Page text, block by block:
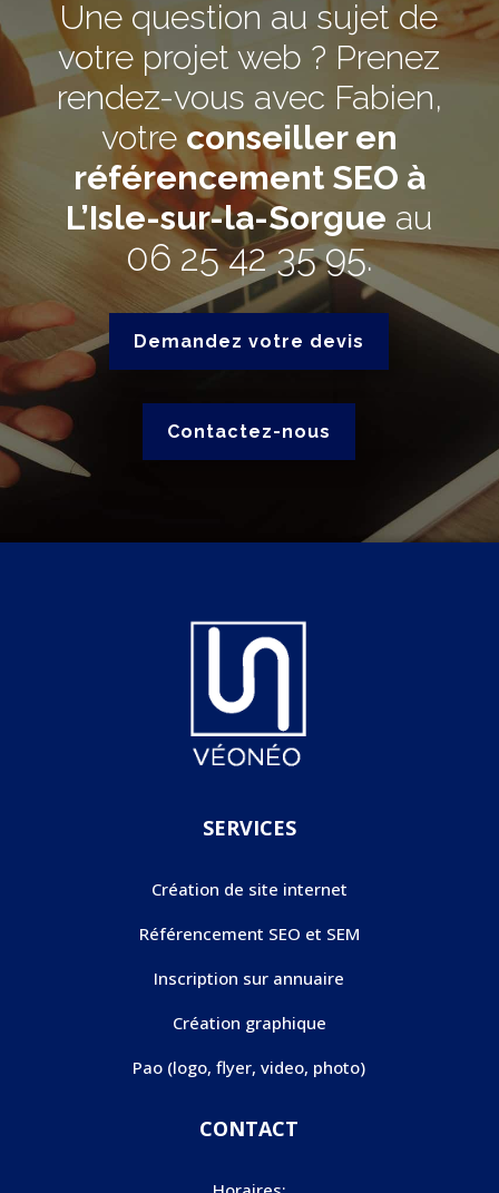
Une question au sujet de
votre projet web ? Prenez
rendez-vous avec Fabien,
votre conseiller en
référencement SEO à
L’Isle-sur-la-Sorgue au
06 25 42 35 95.
Demandez votre devis
Contactez-nous
SERVICES
Création de site internet
Référencement SEO et SEM
Inscription sur annuaire
Création graphique
Pao (logo, flyer, video, photo)
CONTACT